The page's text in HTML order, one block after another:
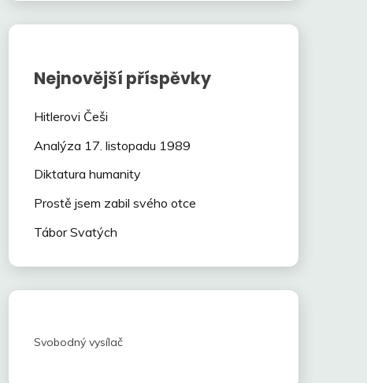
Nejnovější příspěvky
Hitlerovi Češi
Analýza 17. listopadu 1989
Diktatura humanity
Prostě jsem zabil svého otce
Tábor Svatých
Svobodný vysílač